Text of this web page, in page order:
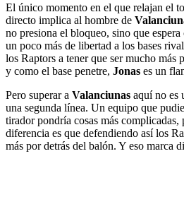
El único momento en el que relajan el
directo implica al hombre de
no presiona el bloqueo, sino que espera
un poco más de libertad a los bases
los Raptors a tener que ser mucho más
y como el base penetre, Jonas es un
Pero superar a Valanciunas aquí no es
una segunda línea. Un equipo que
tirador pondría cosas más complicadas,
diferencia es que defendiendo así los
más por detrás del balón. Y eso marca